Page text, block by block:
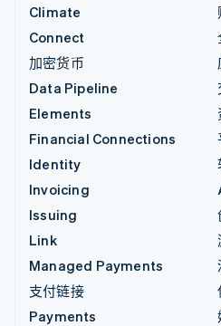
Climate
Connect
加密货币
Data Pipeline
Elements
Financial Connections
Identity
Invoicing
Issuing
Link
Managed Payments
支付链接
Payments